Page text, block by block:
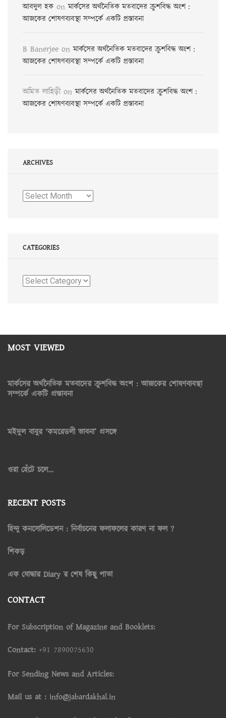
আবদুল হক onমার্কসের অর্থনৈতিক মতবাদের ক্রুশবিদ্ধ অংশ :
আজকের শোষণব্যবস্থা সম্পর্কে একটি প্রস্তাবনা
B Banerjee onমার্কসের অর্থনৈতিক মতবাদের ক্রুশবিদ্ধ অংশ :
আজকের শোষণব্যবস্থা সম্পর্কে একটি প্রস্তাবনা
অমিত লাহিড়ীonমার্কসের অর্থনৈতিক মতবাদের ক্রুশবিদ্ধ অংশ :
আজকের শোষণব্যবস্থা সম্পর্কে একটি প্রস্তাবনা
ARCHIVES
Archives
CATEGORIES
Categories
MOST VIEWED
মার্কসের অর্থনৈতিক মতবাদের ক্রুশবিদ্ধ অংশ : আজকের শোষণব্যবস্থা
সম্পর্কে একটি প্রস্তাবনা
মইদুল বাবুর ‘কমরেডলী ভাবনা’ প্রসঙ্গে
ওরা হেঁটে চলে…
RECENT POSTS
হিন্দু কনসোলিডেশন : নির্বাচনের ফলাফলের কারণ না ফল ?
শিকড়
এক যোদ্ধার Diary র শেষ কিছু পাতা
CONTACT
For Subscription of Magazine and Booklets:
Contact: +91 7890075630
For Sending News and Articles:
Mail us at : info@jabardakhal.in